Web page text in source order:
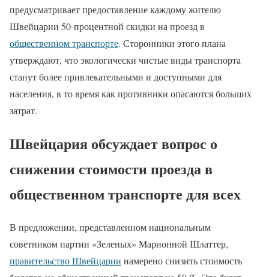
предусматривает предоставление каждому жителю
Швейцарии 50-процентной скидки на проезд в
общественном транспорте. Сторонники этого плана
утверждают, что экологически чистые виды транспорта
станут более привлекательными и доступными для
населения, в то время как противники опасаются больших
затрат.
Швейцария обсуждает вопрос о
снижении стоимости проезда в
общественном транспорте для всех
В предложении, представленном национальным
советником партии «Зеленых» Марионной Шлаттер,
правительство Швейцарии намерено снизить стоимость